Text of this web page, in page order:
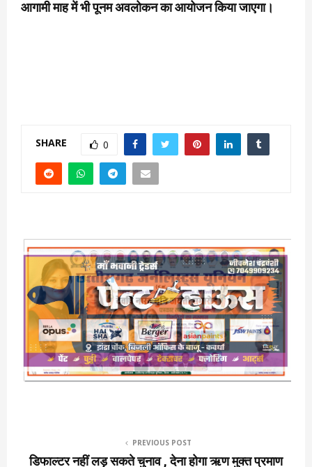
आगामी माह में भी पूनम अवलोकन का आयोजन कियाजाएगा।
SHARE 0
PREVIOUS POST
डिफाल्टर नहीं लड़ सकते चुनाव , देना होगा ऋण मुक्त प्रमाण